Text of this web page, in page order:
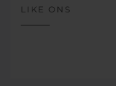
LIKE ONS